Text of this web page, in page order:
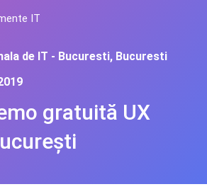
IT
gratuită UX
de IT - Bucuresti, Bucuresti